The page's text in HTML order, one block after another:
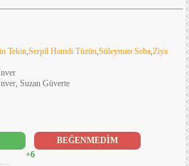
Tekin,Serpil Hamdi Tüzün,Süleyman Seba,Ziya
Suzan Güverte
BEĞENMEDİM
+6